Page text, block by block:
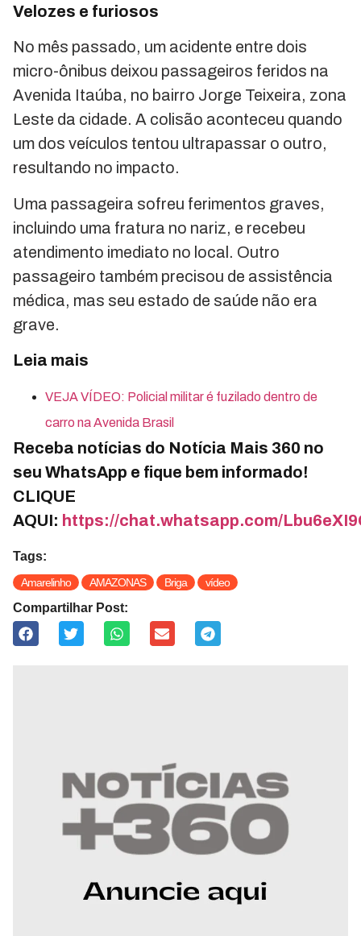
Velozes e furiosos
No mês passado, um acidente entre dois
micro-ônibus deixou passageiros feridos na
Avenida Itaúba, no bairro Jorge Teixeira, zona
Leste da cidade. A colisão aconteceu quando
um dos veículos tentou ultrapassar o outro,
resultando no impacto.
Uma passageira sofreu ferimentos graves,
incluindo uma fratura no nariz, e recebeu
atendimento imediato no local. Outro
passageiro também precisou de assistência
médica, mas seu estado de saúde não era
grave.
Leia mais
VEJA VÍDEO: Policial militar é fuzilado dentro de
carro na Avenida Brasil
Receba notícias do Notícia Mais 360 no
seu WhatsApp e fique bem informado!
CLIQUE
AQUI: https://chat.whatsapp.com/
Tags:
Amarelinho AMAZONAS Briga vídeo
Compartilhar Post: